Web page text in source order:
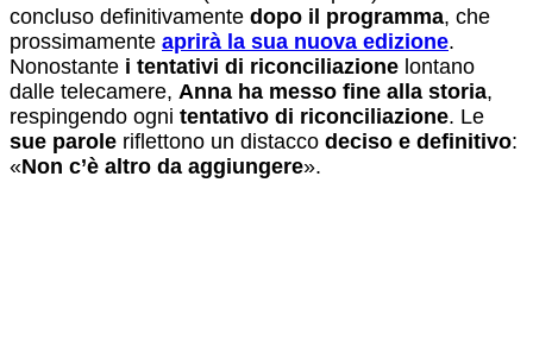
concluso definitivamente dopo il programma, che
prossimamente aprirà la sua nuova edizione.
Nonostante i tentativi di riconciliazione lontano
dalle telecamere, Anna ha messo fine alla storia,
respingendo ogni tentativo di riconciliazione. Le
sue parole riflettono un distacco deciso e definitivo:
«Non c’è altro da aggiungere».